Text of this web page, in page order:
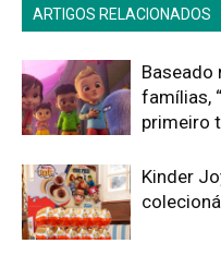
ARTIGOS RELACIONADOS
Baseado
famílias,
primeiro
Kinder